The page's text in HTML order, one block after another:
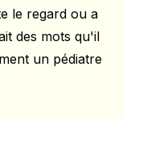
le regard ou a
des mots qu'il
un pédiatre